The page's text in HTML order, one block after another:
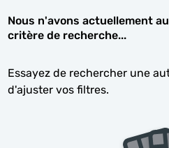
Nous n'avons actuellement
critère de recherche...
Essayez de rechercher une
d'ajuster vos filtres.